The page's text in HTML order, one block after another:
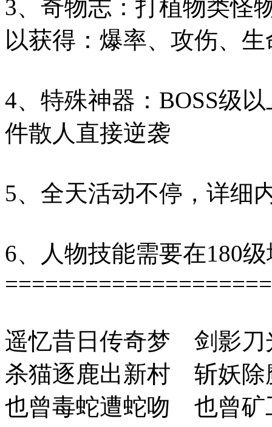
3、奇物志：打植物类怪
以获得：爆率、攻伤、
4、特殊神器：BOSS级
件散人直接逆袭
5、全天活动不停，详细
6、人物技能需要在180
遥忆昔日传奇梦 剑影
杀猫逐鹿出新村 斩妖
也曾毒蛇遭蛇吻 也曾